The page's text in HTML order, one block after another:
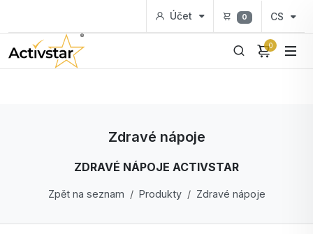
Účet 0 CS
0
Zdravé nápoje
ZDRAVÉ NÁPOJE ACTIVSTAR
Zpět na seznam Produkty Zdravé nápoje